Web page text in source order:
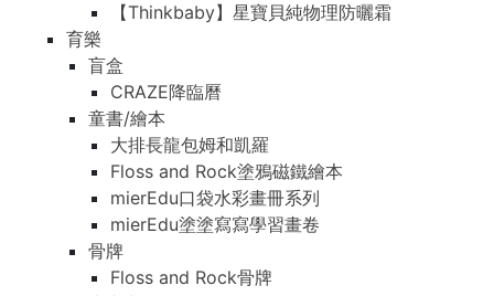
【Thinkbaby】星寶貝純物理防曬霜
育樂
盲盒
CRAZE降臨曆
童書/繪本
大排長龍包姆和凱羅
Floss and Rock塗鴉磁鐵繪本
mierEdu口袋水彩畫冊系列
mierEdu塗塗寫寫學習畫卷
骨牌
Floss and Rock骨牌